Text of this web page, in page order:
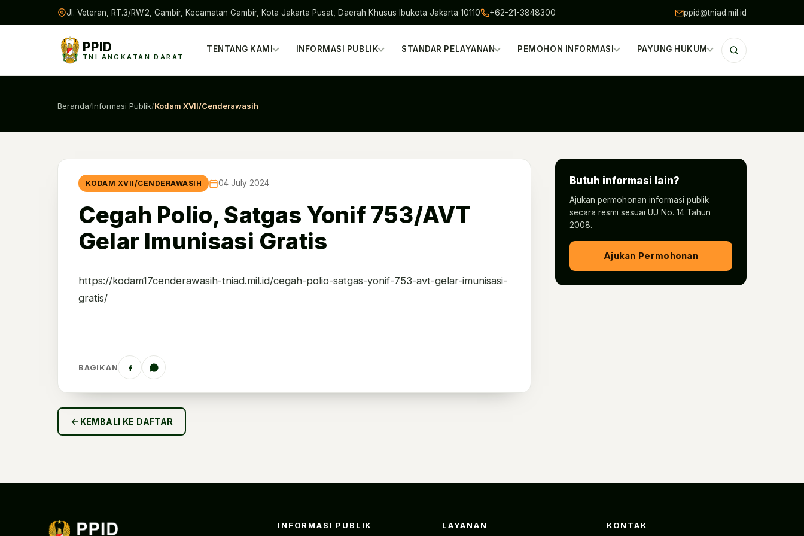
Jl. Veteran, RT.3/RW.2, Gambir, Kecamatan Gambir, Kota Jakarta Pusat, Daerah Khusus Ibukota Jakarta 10110 +62-21-3848300 ppid@tniad.mil.id
PPID
TNI ANGKATAN DARAT
TENTANG KAMI INFORMASI PUBLIK STANDAR PELAYANAN PEMOHON INFORMASI PAYUNG HUKUM
Beranda/Informasi Publik/Kodam XVII/Cenderawasih
KODAM XVII/CENDERAWASIH 04 July 2024
Cegah Polio, Satgas Yonif 753/AVT
Gelar Imunisasi Gratis
https://kodam17cenderawasih-tniad.mil.id/cegah-polio-satgas-yonif-753-avt-gelar-imunisasi-
gratis/
BAGIKAN
Butuh informasi lain?
Ajukan permohonan informasi publik
secara resmi sesuai UU No. 14 Tahun
2008.
Ajukan Permohonan
KEMBALI KE DAFTAR
INFORMASI PUBLIK LAYANAN KONTAK